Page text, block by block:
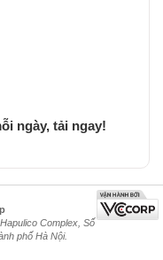
ngày, tải ngay!
Complex, Số
phố Hà Nội.